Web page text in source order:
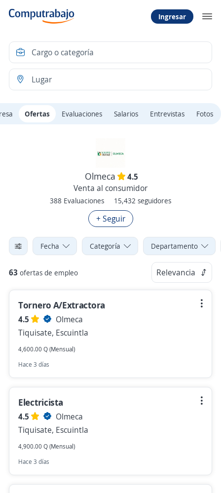
Ingresar
Ofertas Evaluaciones Salarios Entrevistas Fotos
Olmeca
4.5
Venta al consumidor
388 Evaluaciones 15,432 seguidores
+ Seguir
Fecha Categoría Departamento
63 ofertas de empleo Relevancia
Tornero A/Extractora
4.5
Olmeca
Tiquisate, Escuintla
4,600.00 Q (Mensual)
Hace 3 días
Electricista
4.5
Olmeca
Tiquisate, Escuintla
4,900.00 Q (Mensual)
Hace 3 días